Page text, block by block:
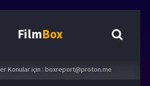
FilmBox
Konular için : boxreport@proton.me